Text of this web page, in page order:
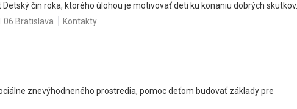
čin roka, ktorého úlohou je motivovať deti ku konaniu dobrých skutkov.
06 Bratislava Kontakty
znevýhodneného prostredia, pomoc deťom budovať základy pre